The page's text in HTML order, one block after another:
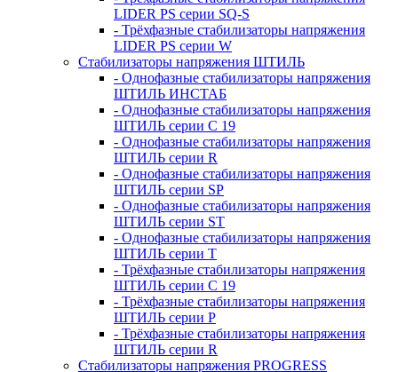
LIDER PS серии SQ-S
- Трёхфазные стабилизаторы напряжения
LIDER PS серии W
Стабилизаторы напряжения ШТИЛЬ
- Однофазные стабилизаторы напряжения
ШТИЛЬ ИНСТАБ
- Однофазные стабилизаторы напряжения
ШТИЛЬ серии C 19
- Однофазные стабилизаторы напряжения
ШТИЛЬ серии R
- Однофазные стабилизаторы напряжения
ШТИЛЬ серии SP
- Однофазные стабилизаторы напряжения
ШТИЛЬ серии ST
- Однофазные стабилизаторы напряжения
ШТИЛЬ серии T
- Трёхфазные стабилизаторы напряжения
ШТИЛЬ серии C 19
- Трёхфазные стабилизаторы напряжения
ШТИЛЬ серии P
- Трёхфазные стабилизаторы напряжения
ШТИЛЬ серии R
Стабилизаторы напряжения PROGRESS